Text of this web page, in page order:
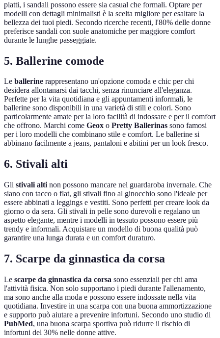
piatti, i sandali possono essere sia casual che formali. Optare per
modelli con dettagli minimalisti è la scelta migliore per esaltare la
bellezza dei tuoi piedi. Secondo ricerche recenti, l'80% delle donne
preferisce sandali con suole anatomiche per maggiore comfort
durante le lunghe passeggiate.
5. Ballerine comode
Le ballerine rappresentano un'opzione comoda e chic per chi
desidera allontanarsi dai tacchi, senza rinunciare all'eleganza.
Perfette per la vita quotidiana e gli appuntamenti informali, le
ballerine sono disponibili in una varietà di stili e colori. Sono
particolarmente amate per la loro facilità di indossare e per il comfort
che offrono. Marchi come Geox o Pretty Ballerinas sono famosi
per i loro modelli che combinano stile e comfort. Le ballerine si
abbinano facilmente a jeans, pantaloni e abitini per un look fresco.
6. Stivali alti
Gli stivali alti non possono mancare nel guardaroba invernale. Che
siano con tacco o flat, gli stivali fino al ginocchio sono l'ideale per
essere abbinati a leggings e vestiti. Sono perfetti per creare look da
giorno o da sera. Gli stivali in pelle sono durevoli e regalano un
aspetto elegante, mentre i modelli in tessuto possono essere più
trendy e informali. Acquistare un modello di buona qualità può
garantire una lunga durata e un comfort duraturo.
7. Scarpe da ginnastica da corsa
Le scarpe da ginnastica da corsa sono essenziali per chi ama
l'attività fisica. Non solo supportano i piedi durante l'allenamento,
ma sono anche alla moda e possono essere indossate nella vita
quotidiana. Investire in una scarpa con una buona ammortizzazione
e supporto può aiutare a prevenire infortuni. Secondo uno studio di
PubMed, una buona scarpa sportiva può ridurre il rischio di
infortuni del 30% nelle donne attive.